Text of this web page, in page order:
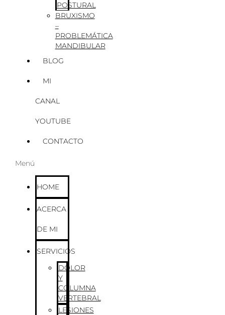
POSTURAL
BRUXISMO
–
PROBLEMÁTICA
MANDIBULAR
BLOG
MI
CANAL
YOUTUBE
CONTACTO
Menú
HOME
ACERCA
DE MI
SERVICIOS
DOLOR
Y
COLUMNA
VERTEBRAL
LESIONES